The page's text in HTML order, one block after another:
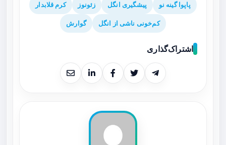
پاپوا گینه نو پیشگیری انگل زئونوز کرم قلابدار
کم‌خونی ناشی از انگل گوارش
اشتراک‌گذاری